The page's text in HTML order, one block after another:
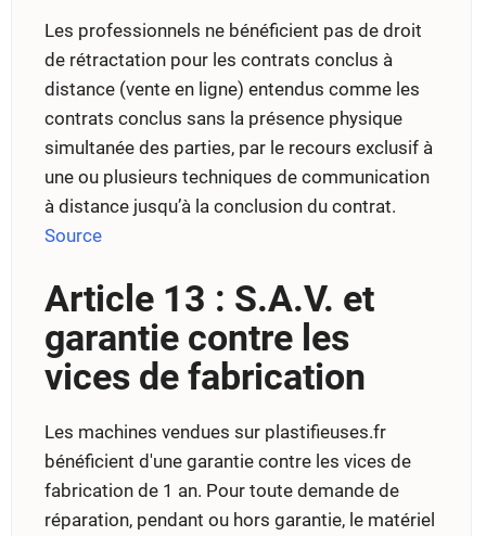
Les professionnels ne bénéficient pas de droit
de rétractation pour les contrats conclus à
distance (vente en ligne) entendus comme les
contrats conclus sans la présence physique
simultanée des parties, par le recours exclusif à
une ou plusieurs techniques de communication
à distance jusqu’à la conclusion du contrat.
Source
Article 13 : S.A.V. et
garantie contre les
vices de fabrication
Les machines vendues sur plastifieuses.fr
bénéficient d'une garantie contre les vices de
fabrication de 1 an. Pour toute demande de
réparation, pendant ou hors garantie, le matériel